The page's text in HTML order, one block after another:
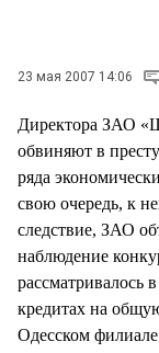
23 мая 2007 14:06
Директора ЗАО
обвиняют в
ряда
свою очередь, к
следствие, ЗАО
наблюдение
рассматривалось
кредитах на
Одесском